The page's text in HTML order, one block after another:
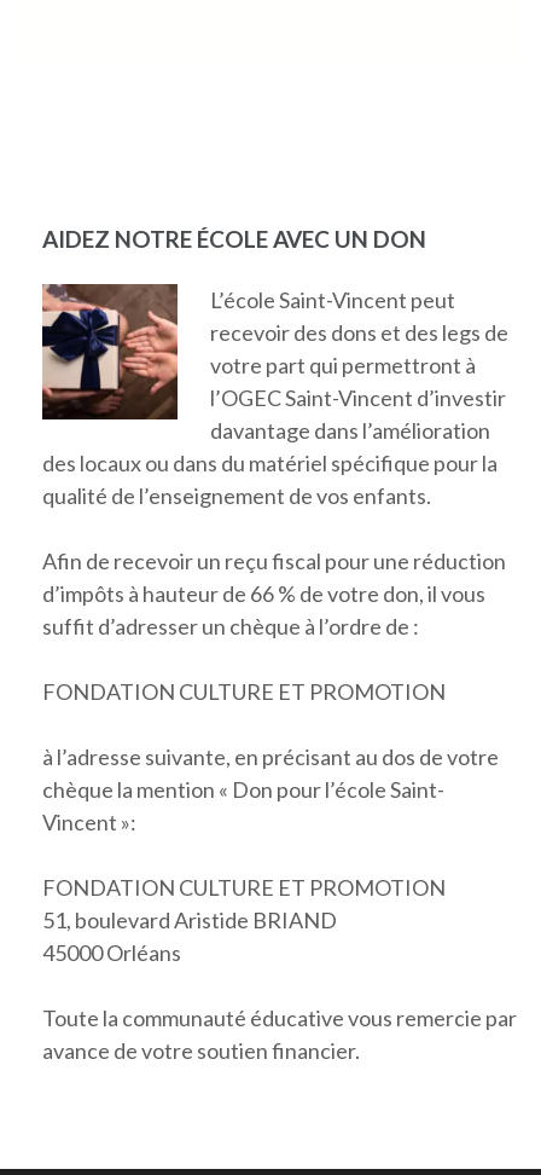
AIDEZ NOTRE ÉCOLE AVEC UN DON
L’école Saint-Vincent peut
recevoir des dons et des legs de
votre part qui permettront à
l’OGEC Saint-Vincent d’investir
davantage dans l’amélioration
des locaux ou dans du matériel spécifique pour la
qualité de l’enseignement de vos enfants.
Afin de recevoir un reçu fiscal pour une réduction
d’impôts à hauteur de 66 % de votre don, il vous
suffit d’adresser un chèque à l’ordre de :
FONDATION CULTURE ET PROMOTION
à l’adresse suivante, en précisant au dos de votre
chèque la mention « Don pour l’école Saint-
Vincent »:
FONDATION CULTURE ET PROMOTION
51, boulevard Aristide BRIAND
45000 Orléans
Toute la communauté éducative vous remercie par
avance de votre soutien financier.